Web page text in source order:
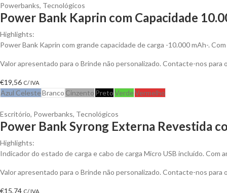
Powerbanks, Tecnológicos
Power Bank Kaprin com Capacidade
Highlights:
Power Bank Kaprin com grande capacidade de carga -10.000 mAh-.
Valor apresentado para o Brinde não personalizado. Contacte-nos
€19,56 C/ IVA
Azul CelesteBranco Cinzento PretoVerdeVermelho
Escritório, Powerbanks, Tecnológicos
Power Bank Syrong Externa Revestida
Highlights:
Indicador do estado de carga e cabo de carga Micro USB incluído.
Valor apresentado para o Brinde não personalizado. Contacte-nos
€15,74 C/ IVA